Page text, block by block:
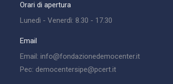
Orari di apertura
Lunedì - Venerdì: 8.30 - 17.30
Email
Email: info@fondazionedemocenter.it
Pec: democentersipe@pcert.it